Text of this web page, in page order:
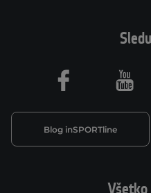
Blog inSPORTline
Facebook